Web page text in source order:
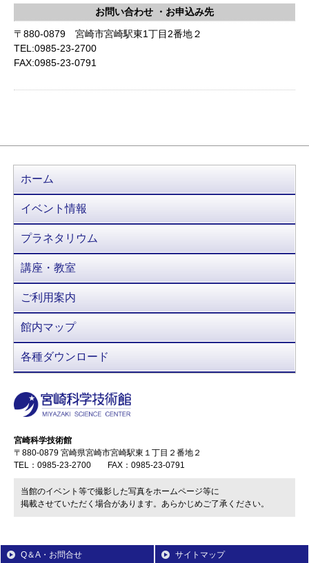
お問い合わせ ・お申込み先
〒880-0879 宮崎市宮崎駅東1丁目2番地２
TEL:0985-23-2700
FAX:0985-23-0791
ホーム
イベント情報
プラネタリウム
講座・教室
ご利用案内
館内マップ
各種ダウンロード
宮崎科学技術館
〒880-0879 宮崎県宮崎市宮崎駅東１丁目２番地２
TEL：0985-23-2700 FAX：0985-23-0791
当館のイベント等で撮影した写真をホームページ等に
掲載させていただく場合があります。あらかじめご了承ください。
Q＆A・お問合せ サイトマップ